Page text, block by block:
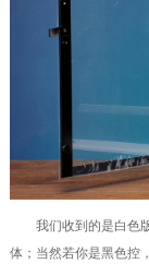
我们收到的是白色
体；当然若你是黑色控